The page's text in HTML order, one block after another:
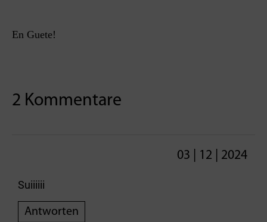
En Guete!
2 Kommentare
03 | 12 | 2024
Suiiiiii
Antworten